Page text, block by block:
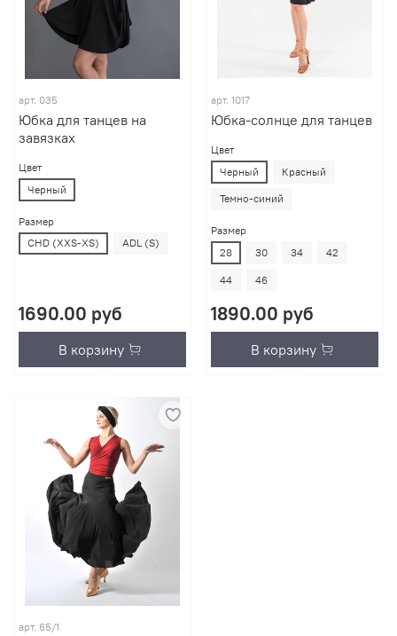
арт. 035
Юбка для танцев на
завязках
Цвет
Черный
Размер
CHD (XXS-XS)
ADL (S)
1690.00 руб
В корзину
арт. 1017
Юбка-солнце для танцев
Цвет
Черный
Красный
Темно-синий
Размер
28
30 34 42
44 46
1890.00 руб
В корзину
арт. 65/1